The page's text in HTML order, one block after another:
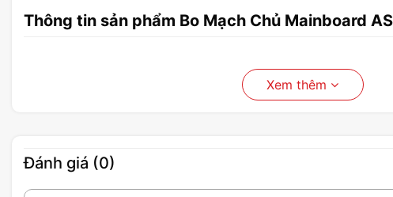
Thông tin sản phẩm Bo Mạch Chủ Mainboard
Xem thêm
Đánh giá (0)